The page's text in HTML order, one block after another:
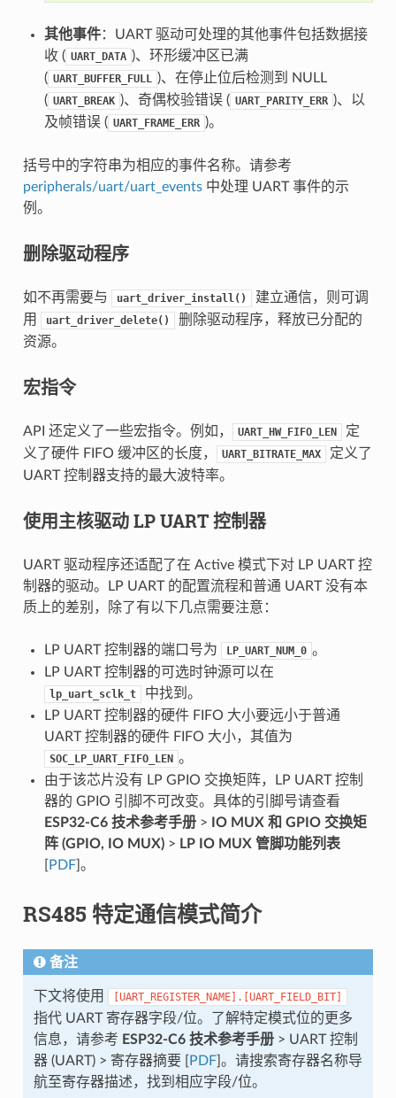
其他事件：UART 驱动可处理的其他事件包括数据接
收 ( UART_DATA )、环形缓冲区已满
( UART_BUFFER_FULL )、在停止位后检测到 NULL
( UART_BREAK )、奇偶校验错误 ( UART_PARITY_ERR )、以
及帧错误 ( UART_FRAME_ERR )。
括号中的字符串为相应的事件名称。请参考
peripherals/uart/uart_events中处理 UART 事件的示
例。
删除驱动程序
如不再需要与 uart_driver_install()
建立通信，则可调
用
uart_driver_delete()
删除驱动程序，释放已分配的
资源。
宏指令
API 还定义了一些宏指令。例如， UART_HW_FIFO_LEN
定
义了硬件 FIFO 缓冲区的长度，
UART_BITRATE_MAX
定义了
UART 控制器支持的最大波特率。
使用主核驱动 LP UART 控制器
UART 驱动程序还适配了在 Active 模式下对 LP UART 控
制器的驱动。LP UART 的配置流程和普通 UART 没有本
质上的差别，除了有以下几点需要注意：
LP UART 控制器的端口号为 LP_UART_NUM_0 。
LP UART 控制器的可选时钟源可以在
lp_uart_sclk_t
中找到。
LP UART 控制器的硬件 FIFO 大小要远小于普通
UART 控制器的硬件 FIFO 大小，其值为
SOC_LP_UART_FIFO_LEN 。
由于该芯片没有 LP GPIO 交换矩阵，LP UART 控制
器的 GPIO 引脚不可改变。具体的引脚号请查看
ESP32-C6 技术参考手册>
IO MUX 和 GPIO 交换矩
阵 (GPIO, IO MUX)> LP IO MUX 管脚功能列表
PDF]。
RS485 特定通信模式简介
备注
下文将使用 [UART_REGISTER_NAME].[UART_FIELD_BIT]
指代 UART 寄存器字段/位。了解特定模式位的更多
信息，请参考 ESP32-C6 技术参考手册> UART 控制
器 (UART) > 寄存器摘要 [
PDF]。请搜索寄存器名称导
航至寄存器描述，找到相应字段/位。